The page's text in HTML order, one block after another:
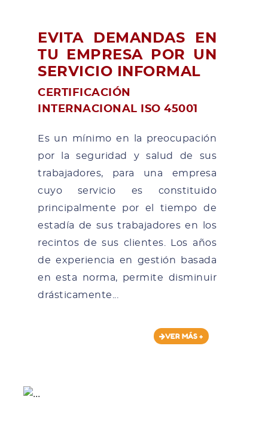
EVITA DEMANDAS EN
TU EMPRESA POR UN
SERVICIO INFORMAL
CERTIFICACIÓN
INTERNACIONAL ISO 45001
Es un mínimo en la preocupación
por la seguridad y salud de sus
trabajadores, para una empresa
cuyo servicio es constituido
principalmente por el tiempo de
estadía de sus trabajadores en los
recintos de sus clientes. Los años
de experiencia en gestión basada
en esta norma, permite disminuir
drásticamente...
VER MÁS +